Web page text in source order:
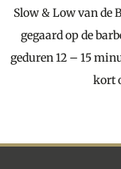
Slow & Low van de
gegaard op de
geduren 12 – 15
kort